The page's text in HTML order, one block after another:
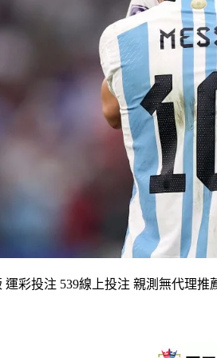
彩投注 539線上投注 親測無代理推